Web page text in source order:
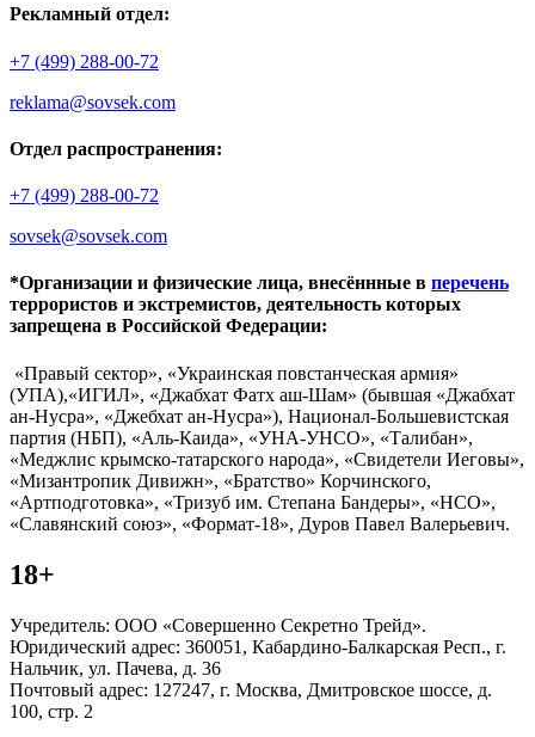
Рекламный отдел:
+7 (499) 288-00-72
reklama@sovsek.com
Отдел распространения:
+7 (499) 288-00-72
sovsek@sovsek.com
*Организации и физические лица, внесённные в перечень
террористов и экстремистов, деятельность которых
запрещена в Российской Федерации:
«Правый сектор», «Украинская повстанческая армия»
(УПА),«ИГИЛ», «Джабхат Фатх аш-Шам» (бывшая «Джабхат
ан-Нусра», «Джебхат ан-Нусра»), Национал-Большевистская
партия (НБП), «Аль-Каида», «УНА-УНСО», «Талибан»,
«Меджлис крымско-татарского народа», «Свидетели Иеговы»,
«Мизантропик Дивижн», «Братство» Корчинского,
«Артподготовка», «Тризуб им. Степана Бандеры», «НСО»,
«Славянский союз», «Формат-18», Дуров Павел Валерьевич.
18+
Учредитель: ООО «Совершенно Секретно Трейд».
Юридический адрес: 360051, Кабардино-Балкарская Респ., г.
Нальчик, ул. Пачева, д. 36
Почтовый адрес: 127247, г. Москва, Дмитровское шоссе, д.
100, стр. 2